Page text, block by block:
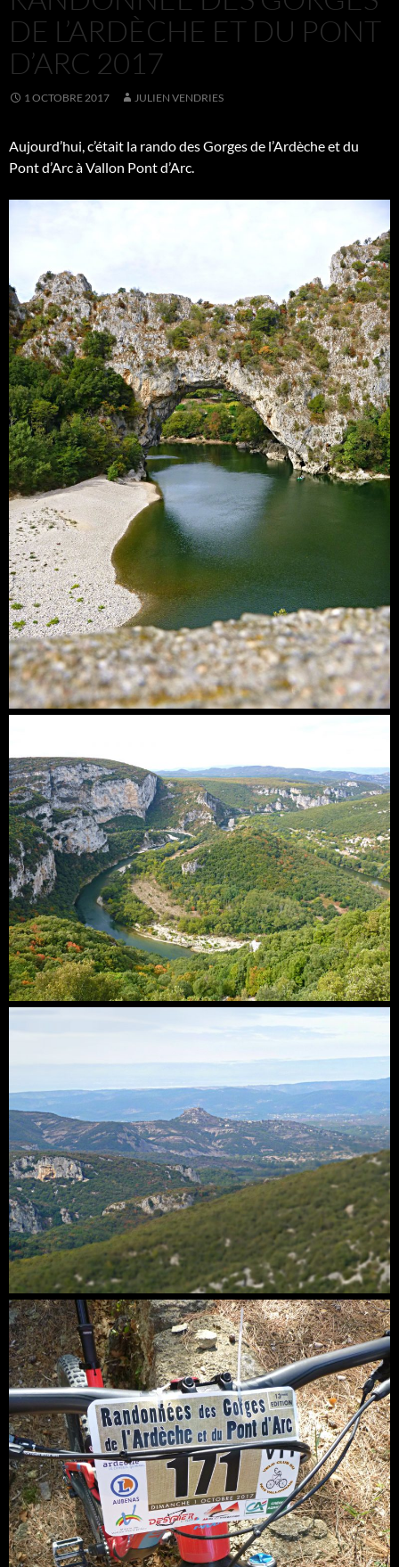
DE L’ARDÈCHE ET DU PONT
D’ARC 2017
1 OCTOBRE 2017 JULIEN VENDRIES
Aujourd’hui, c’était la rando des Gorges de l’Ardèche et du
Pont d’Arc à Vallon Pont d’Arc.